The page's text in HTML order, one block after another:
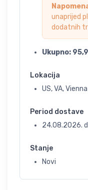
unaprijed
dodatnih
Ukupno:
Lokacija
US, VA, Vienna
Period dostave
24.08.2026.
Stanje
Novi